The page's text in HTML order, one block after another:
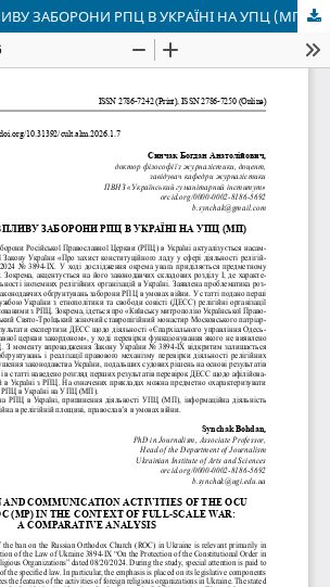
ЗАБОРОНИ РПЦ В УКРАЇНІ НА УПЦ (МП)